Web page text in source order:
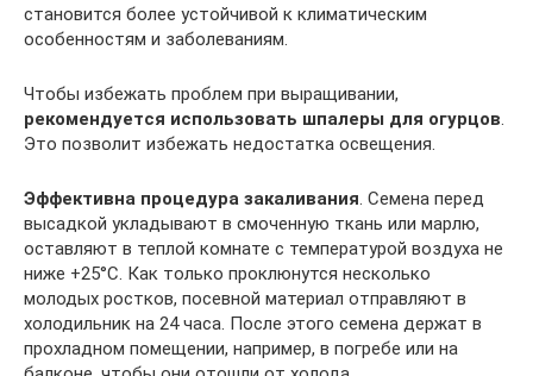
становится более устойчивой к климатическим
особенностям и заболеваниям.
Чтобы избежать проблем при выращивании,
рекомендуется использовать шпалеры для огурцов
Это позволит избежать недостатка освещения.
Эффективна процедура закаливания . Семена перед
высадкой укладывают в смоченную ткань или марлю,
оставляют в теплой комнате с температурой воздуха не
ниже +25°С. Как только проклюнутся несколько
молодых ростков, посевной материал отправляют в
холодильник на 24 часа. После этого семена держат в
прохладном помещении, например, в погребе или на